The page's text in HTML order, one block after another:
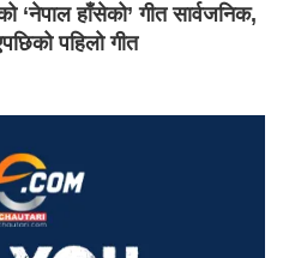
‘नेपाल हाँसेको’ गीत सार्वजनिक,
पहिलो गीत